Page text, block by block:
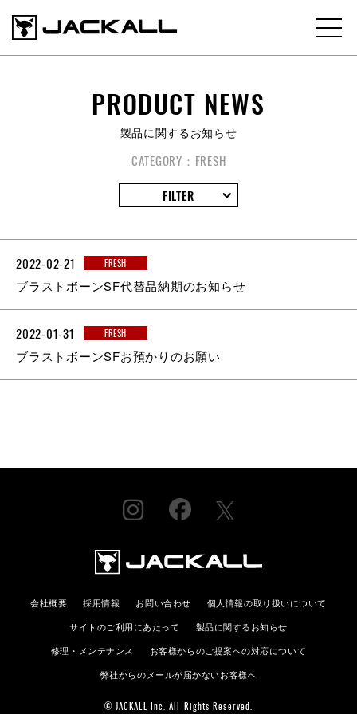
PRODUCT NEWS
製品に関するお知らせ
CATEGORY：FRESH
FILTER
2022-02-21 FRESH
ブラストボーンSF代替品納期のお知らせ
2022-01-31 FRESH
ブラストボーンSFお預かりのお願い
会社概要 採用情報 お問い合わせ
個人情報の取り扱いについて
サイトのご利用にあたって
製品に関するお知らせ
修理・メンテナンス
お客様からのご提案への対応について
弊社からのメールが届かないお客様へ
© JACKALL Inc. All Rights Reserved.